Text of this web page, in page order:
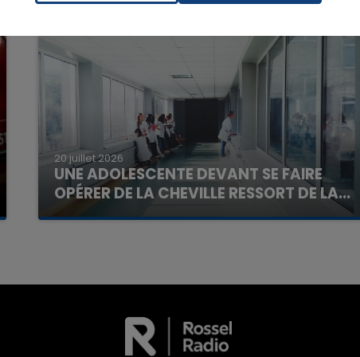
20 juillet 2026
UNE ADOLESCENTE DEVANT SE FAIRE
OPÉRER DE LA CHEVILLE RESSORT DE LA...
La famille a porté plainte contre la clinique qui a
16h00 - 20h00
La Team du Week-end